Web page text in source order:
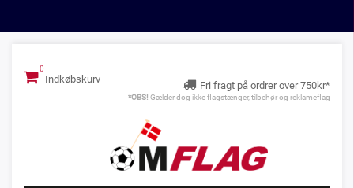
Indkøbskurv
Fri fragt på ordrer over 750kr*
*OBS! Gælder dog ikke flagstænger, tilbehør og reklameflag